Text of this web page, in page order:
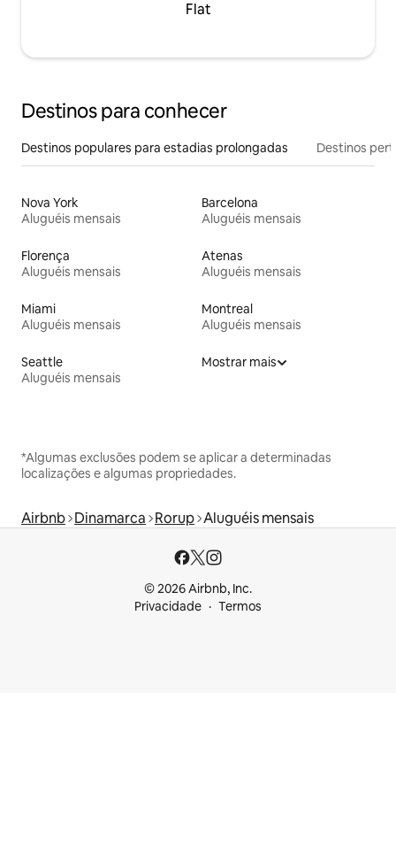
Flat
Destinos para conhecer
Destinos populares para estadias prolongadas Destinos
Nova York
Aluguéis mensais
Barcelona
Aluguéis mensais
Florença
Aluguéis mensais
Atenas
Aluguéis mensais
Miami
Aluguéis mensais
Montreal
Aluguéis mensais
Seattle
Aluguéis mensais
Mostrar mais
*Algumas exclusões podem se aplicar a determinadas
localizações e algumas propriedades.
Airbnb Dinamarca Rorup Aluguéis mensais
© 2026 Airbnb, Inc.
Privacidade
Termos